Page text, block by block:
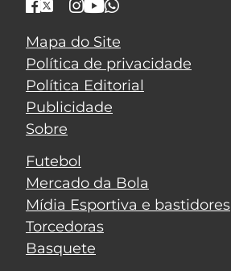
Mapa do Site
Política de privacidade
Política Editorial
Publicidade
Sobre
Futebol
Mercado da Bola
Mídia Esportiva e bastidores
Torcedoras
Basquete